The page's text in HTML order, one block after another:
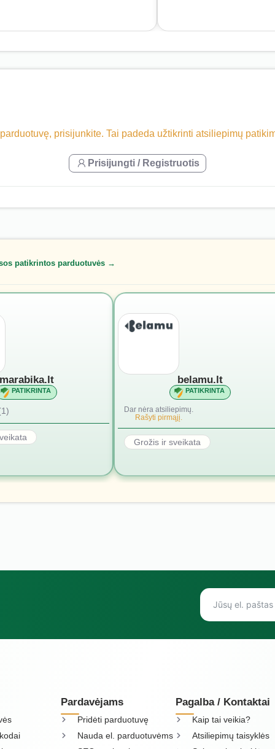
prisijunkite. Tai padeda užtikrinti atsiliepimų
Prisijungti / Registruotis
patikrintos parduotuvės →
PATIKRINTA
belamu.lt
PATIKRINTA
Dar nėra atsiliepimų.
Rašyti pirmąjį.
Grožis ir sveikata
Pardavėjams
Pridėti parduotuvę
Nauda el. parduotuvėms
Pagalba / Kontaktai
Kaip tai veikia?
Atsiliepimų taisyklės